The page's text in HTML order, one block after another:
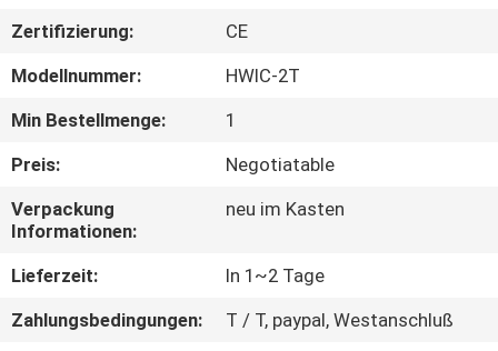
WERKSBESICHTIGUNG
QUALITÄTSKONTROLLE
KONTAKT
MIT
Zertifizierung:
CE
Modellnummer:
HWIC-2T
Min Bestellmenge:
1
Preis:
Negotiatable
Verpackung
Informationen:
neu im Kasten
Lieferzeit:
In 1~2 Tage
Zahlungsbedingungen:
T / T, paypal, Westanschluß